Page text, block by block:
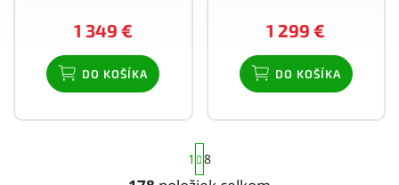
1 349 €
DO KOŠÍKA
1 299 €
DO KOŠÍKA
S
t
r
1 8